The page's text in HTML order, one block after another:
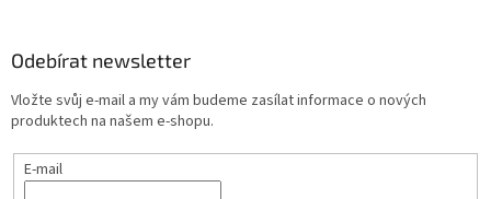
Odebírat newsletter
Vložte svůj e-mail a my vám budeme zasílat informace o nových
produktech na našem e-shopu.
E-mail